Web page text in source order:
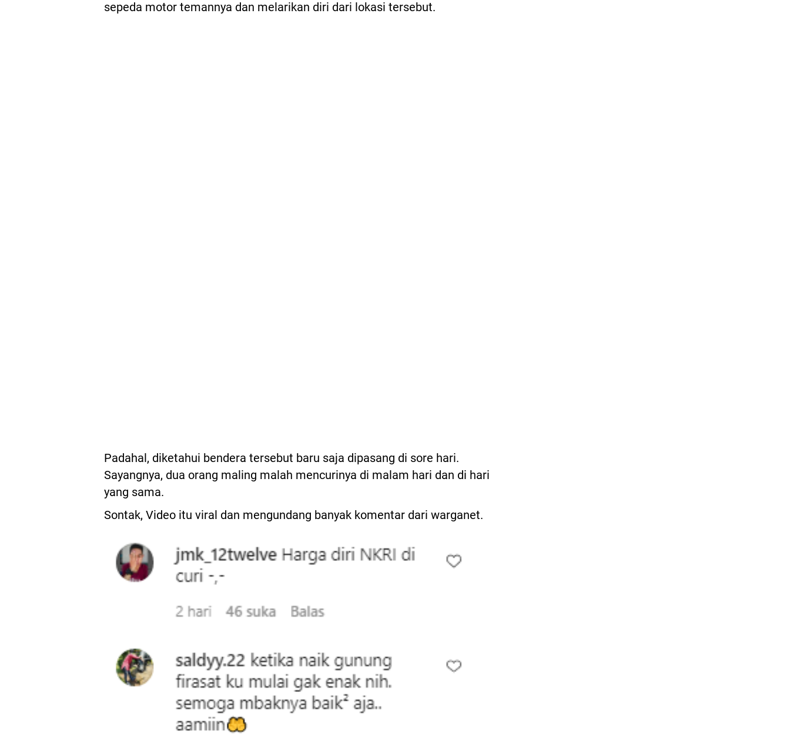
sepeda motor temannya dan melarikan diri dari lokasi tersebut.
Padahal, diketahui bendera tersebut baru saja dipasang di sore hari.
Sayangnya, dua orang maling malah mencurinya di malam hari dan di hari
yang sama.
Sontak, Video itu viral dan mengundang banyak komentar dari warganet.